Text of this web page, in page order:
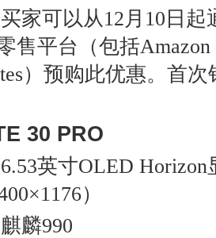
家可以从12月10 日起
售平台（包括Amazon
）预购此优惠。首
30 PRO
英寸OLED
）
麟990